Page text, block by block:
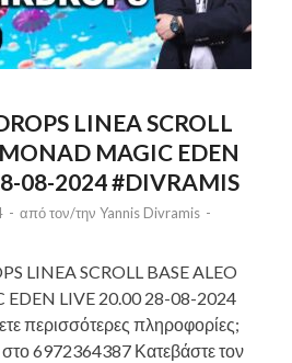
LINEA SCROLL
MAGIC EDEN
08-2024 #DIVRAMIS
- από τον/την Yannis Divramis -
LINEA SCROLL BASE ALEO
LIVE 20.00 28-08-2024
περισσότερες πληροφορίες;
6972364387 Κατεβάστε τον